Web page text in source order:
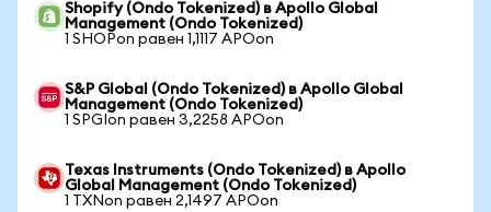
Shopify (Ondo Tokenized) в Apollo Global
Management (Ondo Tokenized)
1 SHOPon равен 1,1117 APOon
S&P Global (Ondo Tokenized) в Apollo Global
Management (Ondo Tokenized)
1 SPGIon равен 3,2258 APOon
Texas Instruments (Ondo Tokenized) в Apollo
Global Management (Ondo Tokenized)
1 TXNon равен 2,1497 APOon